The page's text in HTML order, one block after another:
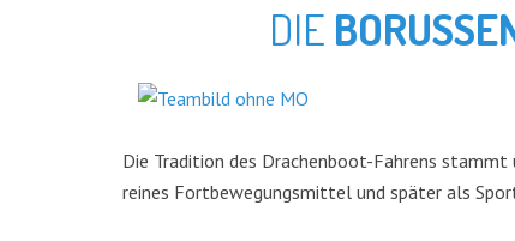
DIE
Die Tradition des Drachenboot-Fahrens stammt
reines Fortbewegungsmittel und später als